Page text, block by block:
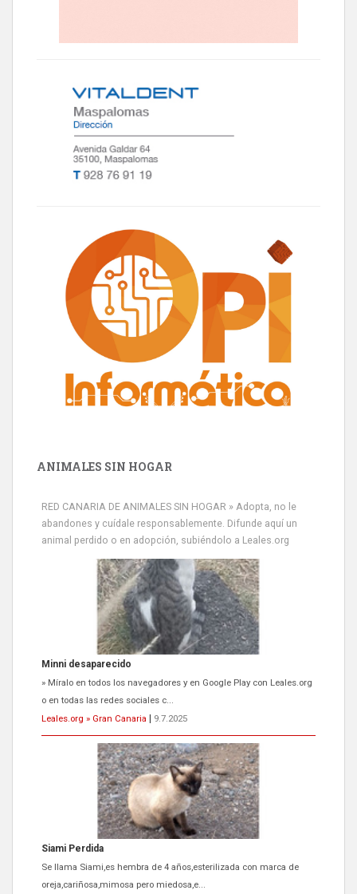
ANIMALES SIN HOGAR
RED CANARIA DE ANIMALES SIN HOGAR » Adopta, no le
abandones y cuídale responsablemente. Difunde aquí un
animal perdido o en adopción, subiéndolo a Leales.org
» Míralo en todos los navegadores y en Google Play con Leales.org
o en todas las redes sociales c...
Leales.org » Gran Canaria | 9.7.2025